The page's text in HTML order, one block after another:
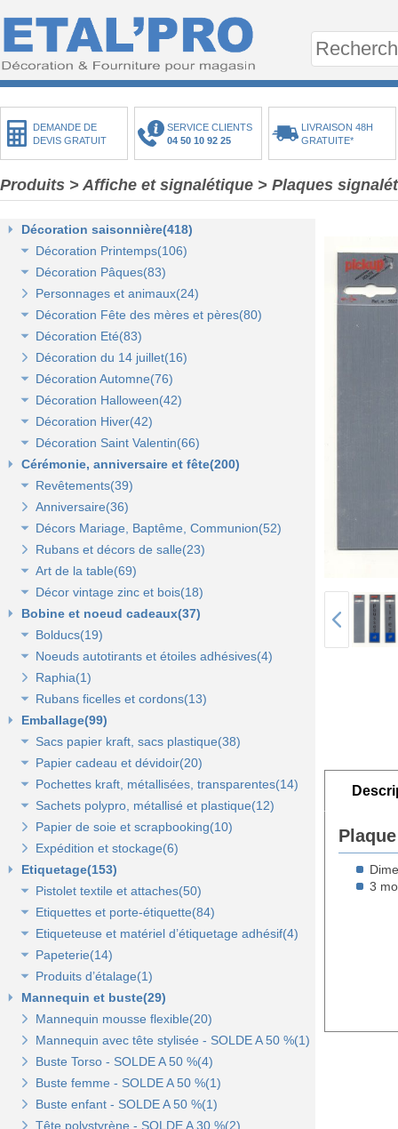
DEMANDE DE
DEVIS GRATUIT
SERVICE CLIENTS
04 50 10 92 25
LIVRAISON 48H
GRATUITE*
Produits > Affiche et signalétique > Plaques
Décoration saisonnière(418)
Décoration Printemps(106)
Décoration vitrine de printemps(18)
Arbres et plantes printemps-été(20)
Bouquets fleurs et fruits(43)
Mini-maisons et jardins(19)
Pelouses mousses et végétaux(18)
Décoration Pâques(83)
Décoration vitrine de Pâques(14)
Décors de Pâques : les animaux(13)
Décors Pâques : Les Oeufs de Pâques(12)
Décor naturel et floral de Pâques(41)
Décoration de table de Pâques(15)
Personnages et animaux(24)
Décoration Fête des mères et pères(80)
Décor vitrine de fête des mères et pères(21)
Décors Fête des mères et pères(63)
Décoration Eté(83)
Décoration vitrine d'été(23)
Décors mer et plage(26)
Lanterne, lampion, déco de table et terrasse(37)
Eclairage électrique d'été(9)
Décoration du 14 juillet(16)
Décoration Automne(76)
Décoration vitrine d'automne(17)
Décors automne(62)
Décoration Halloween(42)
Décor vitrine d'halloween(8)
Décor halloween(36)
Décoration Hiver(42)
Décoration vitrine d'hiver(7)
Décors d'hiver(35)
Décoration Saint Valentin(66)
Décoration vitrine de Saint Valentin(15)
Décors Saint Valentin(56)
Cérémonie, anniversaire et fête(200)
Revêtements(39)
Non tissé(19)
Pelouses et revêtements nature(6)
Tissus(13)
Anniversaire(36)
Décors Mariage, Baptême, Communion(52)
Accessoires de cérémonie(14)
Sacs dragées, photophores et chandeliers(10)
Tulles et noeuds de mariage(16)
Rubans et décors de salle(23)
Art de la table(69)
Fleurs et déco de table(37)
Nappes et chemins de table(15)
Serviettes et vaisselle jetables(17)
Décor vintage zinc et bois(18)
Accessoires zinc, bois et métal(16)
Mobilier déco(4)
Bobine et noeud cadeaux(37)
Bolducs(19)
Bolducs 7 et 10 mm(7)
Rubans 19 et 25 mm(7)
Rubans 50 et 100 mm(5)
Noeuds autotirants et étoiles adhésives(4)
Noeuds autocollants et étoiles adhésives(3)
Raphia(1)
Rubans ficelles et cordons(13)
Ficelles et cordons(4)
Rubans tissu, jute et sisal(6)
Rubans tulle(3)
Emballage(99)
Sacs papier kraft, sacs plastique(38)
Sacs kraft poignées plates(7)
Sacs kraft poignées torsadées(5)
Sacs fêtes et fantaisie(5)
Sacs pour bouteille(10)
Sacs pelliculés(6)
Sacs plastique(4)
Sacs en petite quantité(4)
Papier cadeau et dévidoir(20)
Papier cadeaux fantaisie(3)
Papier cadeaux kraft(2)
Papiers fleuriste en polypropylène(3)
Papier cadeaux Noël - Papier métallisé(11)
Dévidoirs(1)
Pochettes kraft, métallisées, transparentes(14)
Pochettes kraft brun et couleurs(8)
Pochettes cadeaux métallisées(3)
Pochettes transparentes rabat adhésif(3)
Sachets polypro, métallisé et plastique(12)
Sachets confiserie polypro et métal(7)
Sachets plastique minigrip(5)
Papier de soie et scrapbooking(10)
Expédition et stockage(6)
Etiquetage(153)
Pistolet textile et attaches(50)
Pistolets textile, aiguilles et accessoires(12)
Attaches pour pistolets textile(17)
Pistolet Fasbanok et Pistolet V'Tool(14)
Liens manuels anti-vol et biodégradables(5)
Pinces crevettes(2)
Etiquettes à trou(0)
Etiquettes et porte-étiquette(84)
Etiquettes textile perforées(0)
Etiquettes à fil(6)
Etiquettes de prix autocollantes(11)
Etiquettes cadeaux autocollantes(11)
Etiquettes soldes et promo autocollantes(12)
Etiquettes soldes, remises et promo(9)
Etiquettes pour commerce et cartes cadeaux(15)
Porte-prix(14)
Porte-étiquette à pince et à clipser(7)
Etiqueteuse et matériel d’étiquetage adhésif(4)
Etiquettes adhésives pour étiqueteuse(2)
Étiqueteuses et rouleaux encreurs(2)
Papeterie(14)
Agrafeuse et agrafes(1)
Cartes cadeaux(2)
Scotch, stylo, post-it(11)
Produits d’étalage(1)
Epingles(1)
Fil nylon(0)
Mannequin et buste(29)
Mannequin mousse flexible(20)
Mannequin avec tête stylisée - SOLDE A 50 %(1)
Buste Torso - SOLDE A 50 %(4)
Buste femme - SOLDE A 50 %(1)
Buste enfant - SOLDE A 50 %(1)
Tête polystyrène - SOLDE A 30 %(2)
3